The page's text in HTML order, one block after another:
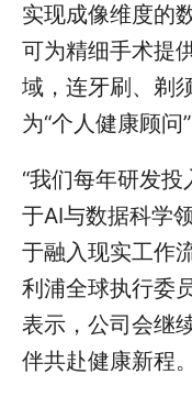
实现成像维度的
可为精细手术提
域，连牙刷、剃
为“个人健康顾问
“我们每年研发
于AI与数据科学
于融入现实工作
利浦全球执行委
表示，公司会继
伴共赴健康新程。